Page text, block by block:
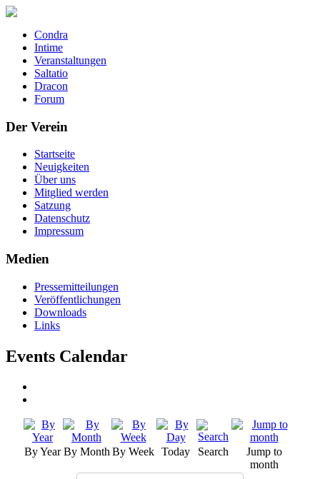
Condra
Intime
Veranstaltungen
Saltatio
Dracon
Forum
Der Verein
Startseite
Neuigkeiten
Über uns
Mitglied werden
Satzung
Datenschutz
Impressum
Medien
Pressemitteilungen
Veröffentlichungen
Downloads
Links
Events Calendar
By Year By Month By Week Today Search
Jump to
month